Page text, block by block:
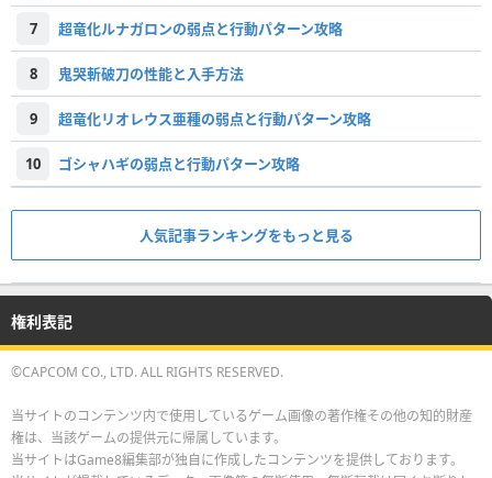
7 超竜化ルナガロンの弱点と行動パターン攻略
8 鬼哭斬破刀の性能と入手方法
9 超竜化リオレウス亜種の弱点と行動パターン攻略
10 ゴシャハギの弱点と行動パターン攻略
人気記事ランキングをもっと見る
権利表記
©CAPCOM CO., LTD. ALL RIGHTS RESERVED.
当サイトのコンテンツ内で使用しているゲーム画像の著作権その他の知的財産
権は、当該ゲームの提供元に帰属しています。
当サイトはGame8編集部が独自に作成したコンテンツを提供しております。